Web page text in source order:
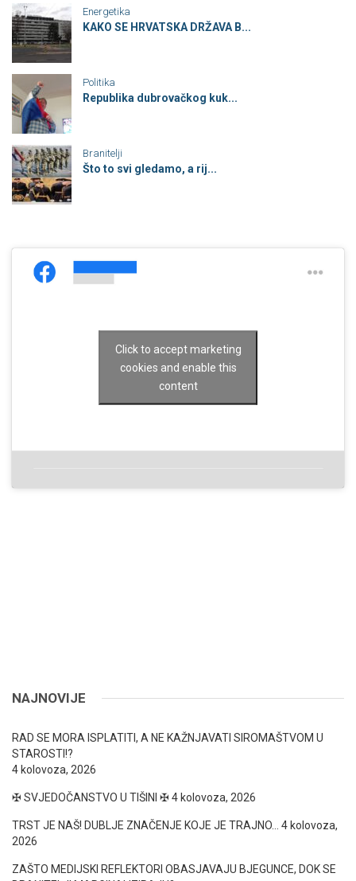
Energetika
KAKO SE HRVATSKA DRŽAVA B...
Politika
Republika dubrovačkog kuk...
Branitelji
Što to svi gledamo, a rij...
Click to accept marketing
cookies and enable this
content
NAJNOVIJE
RAD SE MORA ISPLATITI, A NE KAŽNJAVATI SIROMAŠTVOM U
STAROSTI!?
4 kolovoza, 2026
✠ SVJEDOČANSTVO U TIŠINI ✠ 4 kolovoza, 2026
TRST JE NAŠ! DUBLJE ZNAČENJE KOJE JE TRAJNO…
4 kolovoza,
2026
ZAŠTO MEDIJSKI REFLEKTORI OBASJAVAJU BJEGUNCE, DOK SE